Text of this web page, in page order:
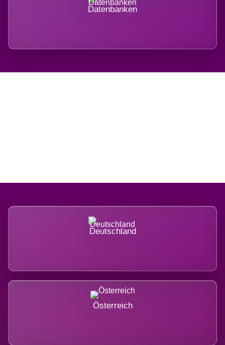
Datenbanken
Deutschland
Österreich